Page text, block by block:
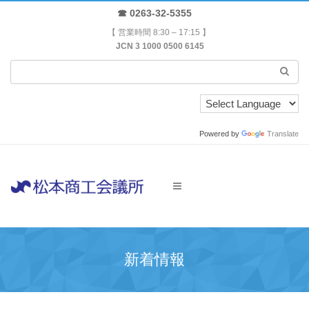
☎ 0263-32-5355
【 営業時間 8:30 – 17:15 】
JCN 3 1000 0500 6145
Powered by Translate
新着情報